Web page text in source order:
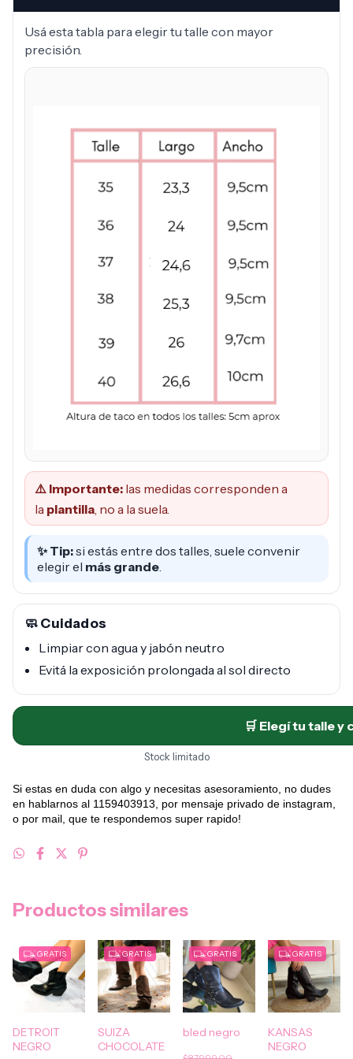
Usá esta tabla para elegir tu talle con mayor
precisión.
⚠️ Importante: las medidas corresponden a
la plantilla , no a la suela.
✨ Tip:si estás entre dos talles, suele convenir
elegir el más grande
🧼 Cuidados
Limpiar con agua y jabón neutro
Evitá la exposición prolongada al sol directo
🛒 Elegí tu talle y
Stock limitado
Si estas en duda con algo y necesitas asesoramiento, no dudes
en hablarnos al 1159403913, por mensaje privado de instagram,
o por mail, que te respondemos super rapido!
Productos similares
GRATIS
DETROIT
NEGRO
GRATIS
SUIZA
CHOCOLATE
GRATIS
bled negro
GRATIS
KANSAS
NEGRO